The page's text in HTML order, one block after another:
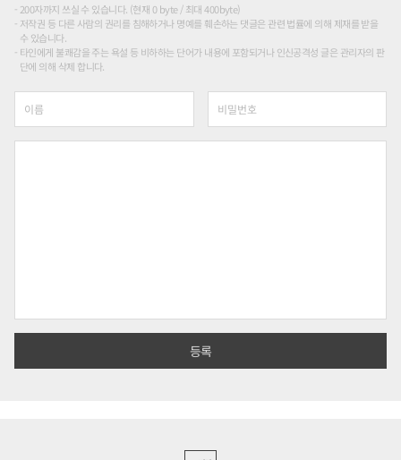
200자까지 쓰실 수 있습니다. (현재 0 byte / 최대 400byte)
저작권 등 다른 사람의 권리를 침해하거나 명예를 훼손하는 댓글은 관련 법률에 의해 제재를 받을
수 있습니다.
타인에게 불쾌감을 주는 욕설 등 비하하는 단어가 내용에 포함되거나 인신공격성 글은 관리자의 판
단에 의해 삭제 합니다.